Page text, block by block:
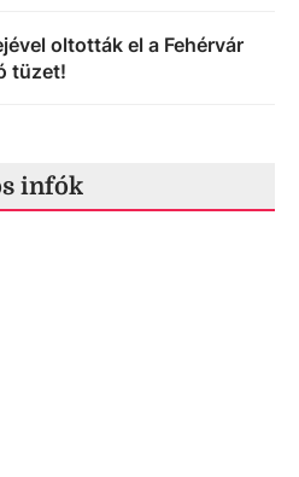
oltották el a Fehérvár
tüzet!
infók